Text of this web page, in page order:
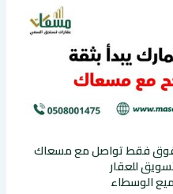
فقط تواصل مع مسعاك
للعقار
الوسطاء